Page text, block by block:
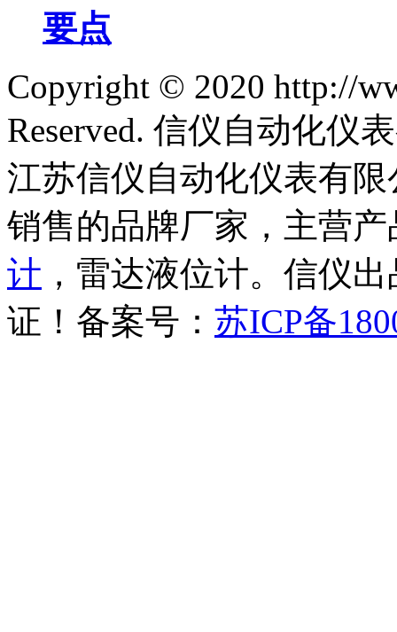
要点
Copyright © 2020 http://
Reserved. 信仪自动化仪
江苏信仪自动化仪表有
销售的品牌厂家，主营产
计 ，雷达液位计。信仪
证！备案号： 苏ICP备